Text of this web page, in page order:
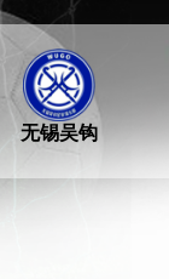
无锡吴钩